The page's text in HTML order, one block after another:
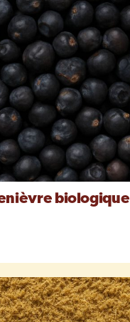
biologique